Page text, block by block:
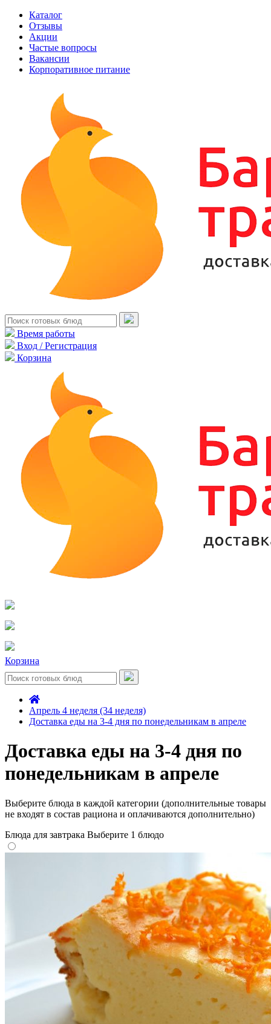
Каталог
Отзывы
Акции
Частые вопросы
Вакансии
Корпоративное питание
Время работы
Вход / Регистрация
Корзина
Корзина
Апрель 4 неделя (34 неделя)
Доставка еды на 3-4 дня по понедельникам в апреле
Доставка еды на 3-4 дня по
понедельникам в апреле
Выберите блюда в каждой категории (дополнительные товары
не входят в состав рациона и оплачиваются дополнительно)
Блюда для завтрака Выберите 1 блюдо